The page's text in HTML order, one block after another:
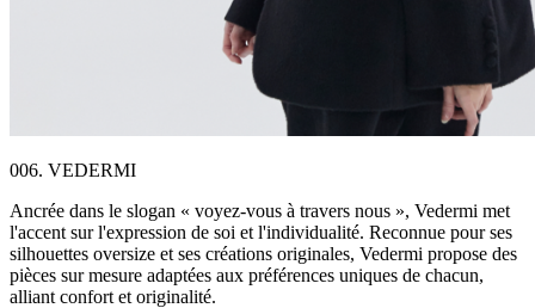
006. VEDERMI
Ancrée dans le slogan « voyez-vous à travers nous », Vedermi met
l'accent sur l'expression de soi et l'individualité. Reconnue pour ses
silhouettes oversize et ses créations originales, Vedermi propose des
pièces sur mesure adaptées aux préférences uniques de chacun,
alliant confort et originalité.